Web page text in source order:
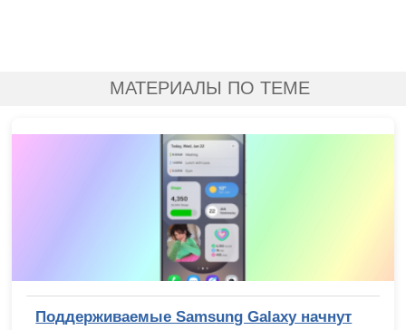
МАТЕРИАЛЫ ПО ТЕМЕ
Поддерживаемые Samsung Galaxy начнут